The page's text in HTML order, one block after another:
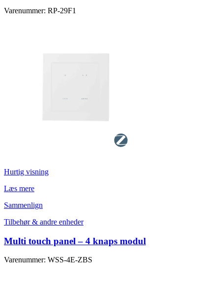
Varenummer: RP-29F1
Hurtig visning
Læs mere
Sammenlign
Tilbehør & andre enheder
Multi touch panel – 4 knaps modul
Varenummer: WSS-4E-ZBS